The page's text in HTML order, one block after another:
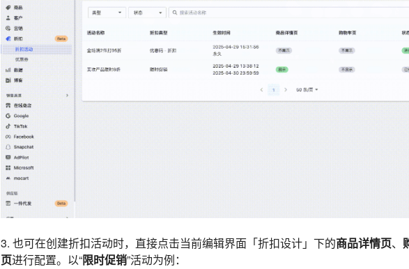
3. 也可在创建折扣活动时，直接点击当前编辑界面「折扣设计」下的商品详情页、
页进行配置。以“限时促销”活动为例：